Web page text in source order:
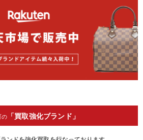
の「買取強化ブランド」